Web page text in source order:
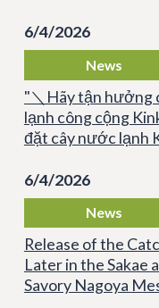
6/4/2026
News
"＼Hãy tận hưởng
lạnh công cộng
đặt cây nước lạnh
6/4/2026
News
Release of the
Later in the Sakae
Savory Nagoya